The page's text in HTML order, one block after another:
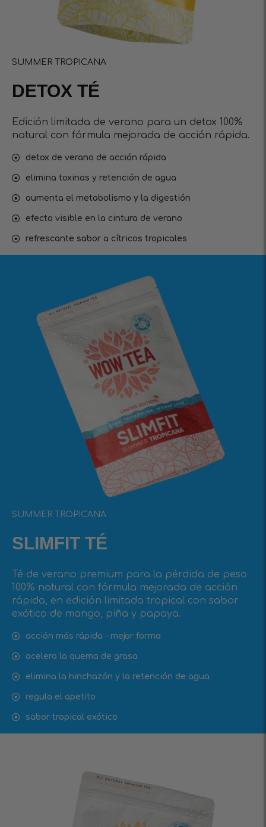
SUMMER TROPICANA
DETOX TÉ
Edición limitada de verano para un detox 100%
natural con fórmula mejorada de acción rápida.
detox de verano de acción rápida
elimina toxinas y retención de agua
aumenta el metabolismo y la digestión
efecto visible en la cintura de verano
refrescante sabor a cítricos tropicales
SUMMER TROPICANA
SLIMFIT TÉ
Té de verano premium para la pérdida de peso
100% natural con fórmula mejorada de acción
rápida, en edición limitada tropical con sabor
exótico de mango, piña y papaya.
acción más rápida - mejor forma
acelera la quema de grasa
elimina la hinchazón y la retención de agua
regula el apetito
sabor tropical exótico